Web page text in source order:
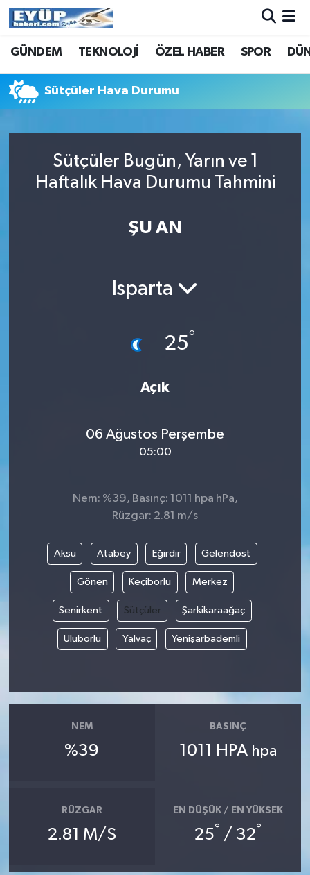
GÜNDEM TEKNOLOJİ ÖZEL HABER SPOR
Sütçüler Hava Durumu
Sütçüler Bugün, Yarın ve 1
Haftalık Hava Durumu Tahmini
ŞU AN
Isparta
25°
Açık
06 Ağustos Perşembe
05:00
Nem: %39, Basınç: 1011 hpa hPa,
Rüzgar: 2.81 m/s
Aksu Atabey Eğirdir Gelendost
Gönen Keçiborlu Merkez
Senirkent Sütçüler Şarkikaraağaç
Uluborlu Yalvaç Yenişarbademli
NEM
%39
BASINÇ
1011 HPA hpa
RÜZGAR
2.81 M/S
EN DÜŞÜK / EN YÜKSEK
25° / 32°